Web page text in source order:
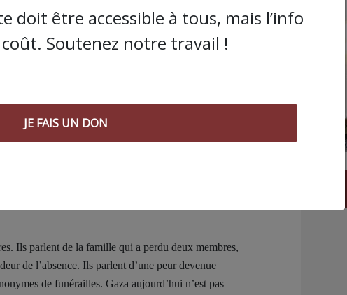
sous une pression impitoyable, avec des
Rouge a exprimé sa profonde inquiétude face à la
médicales et des fournitures transforment
de la gravité de leurs blessures, mais aussi du
regarde sans intervenir.
s’est produit, et ce qui continue de se produire, a
selon des rapports onusiens, dans un tableau qui
Les gens meurent la nuit, sont enterrés le
Ils parlent de la famille qui a perdu deux membres,
de l’absence. Ils parlent d’une peur devenue
de funérailles. Gaza aujourd’hui n’est pas
doit être accessible à tous, mais l’info
Soutenez notre travail !
JE FAIS UN DON